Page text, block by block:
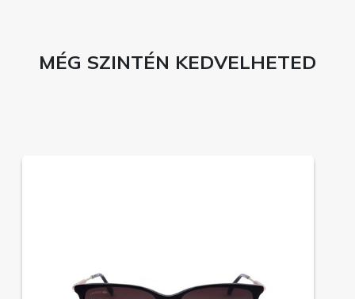
MÉG SZINTÉN KEDVELHETED